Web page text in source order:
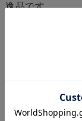
逸品です。
コメントあり
りがとうござい
革のうるおいと